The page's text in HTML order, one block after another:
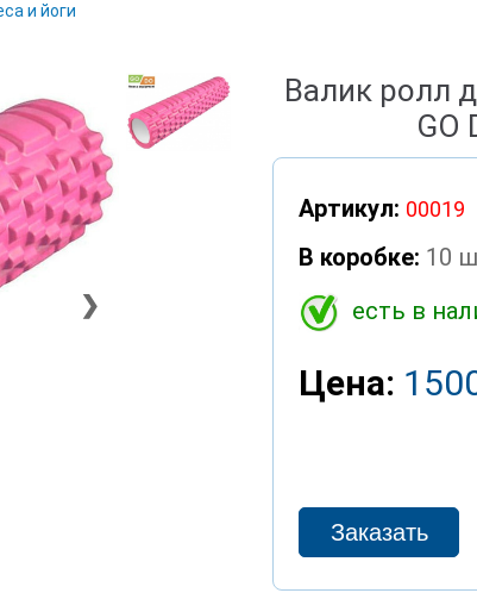
и йоги
❯
Валик ролл
GO
Артикул: 00019
В коробке: 10
есть в
Цена: